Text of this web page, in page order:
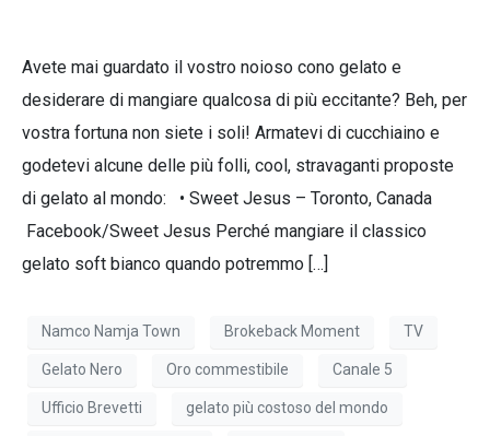
Avete mai guardato il vostro noioso cono gelato e
desiderare di mangiare qualcosa di più eccitante? Beh, per
vostra fortuna non siete i soli! Armatevi di cucchiaino e
godetevi alcune delle più folli, cool, stravaganti proposte
di gelato al mondo: • Sweet Jesus – Toronto, Canada
Facebook/Sweet Jesus Perché mangiare il classico
gelato soft bianco quando potremmo […]
Namco Namja Town Brokeback Moment TV
Gelato Nero Oro commestibile Canale 5
Ufficio Brevetti gelato più costoso del mondo